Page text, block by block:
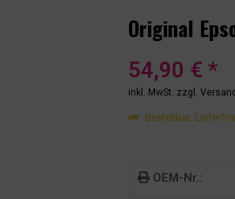
Original
54,90 € *
inkl. MwSt. zzgl.
Bestellbar,
OEM-Nr.: